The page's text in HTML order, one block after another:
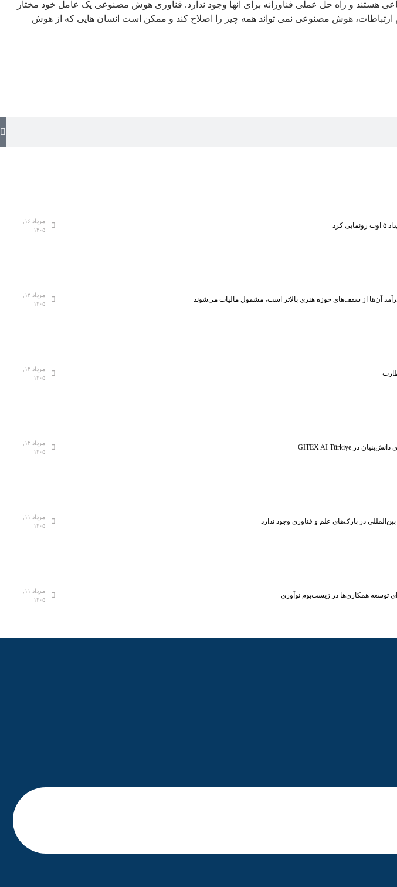
هستند و راه حل عملی فناورانه برای آنها وجود ندارد. فناوری هوش مصنوعی یک عامل خود مختار
ارتباطات، هوش مصنوعی نمی تواند همه چیز را اصلاح کند و ممکن است انسان هایی که از هوش
۱۴۰۵
درآمد آن‌ها از سقف‌های حوزه هنری بالاتر است، مشمول مالیات می‌شوند
۱۴۰۵
۱۴۰۵
۱۴۰۵
در پارک‌های علم و فناوری وجود ندارد
۱۴۰۵
۱۴۰۵